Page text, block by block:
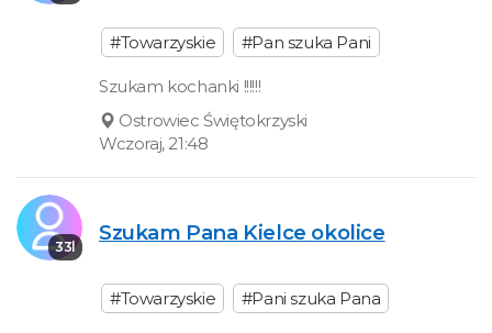
#Towarzyskie #Pan szuka Pani
Szukam kochanki !!!!!!
Ostrowiec Świętokrzyski
Wczoraj, 21:48
33l
Szukam Pana Kielce okolice
#Towarzyskie #Pani szuka Pana